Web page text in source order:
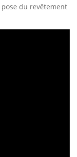
du revêtement